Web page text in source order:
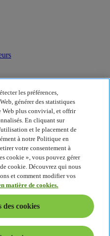
les préférences,
générer des statistiques
Web plus convivial, et offrir
En cliquant sur
et le placement de
à notre Politique en
votre consentement à
cookie », vous pouvez gérer
cookie. Découvrez qui nous
et comment modifier vos
matière de cookies.
des cookies